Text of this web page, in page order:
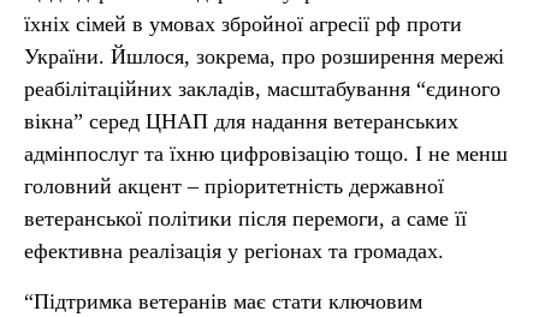
їхніх сімей в умовах збройної агресії рф проти
України. Йшлося, зокрема, про розширення мережі
реабілітаційних закладів, масштабування “єдиного
вікна” серед ЦНАП для надання ветеранських
адмінпослуг та їхню цифровізацію тощо. І не менш
головний акцент – пріоритетність державної
ветеранської політики після перемоги, а саме її
ефективна реалізація у регіонах та громадах.
“Підтримка ветеранів має стати ключовим